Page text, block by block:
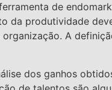
de
da produtividade
A
dos ganhos